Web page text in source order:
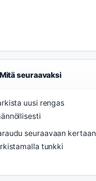
Mitä seuraavaksi
uusi rengas
seuraavaan kertaan
tunkki